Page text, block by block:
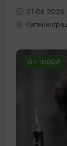
ОТ 1000₽